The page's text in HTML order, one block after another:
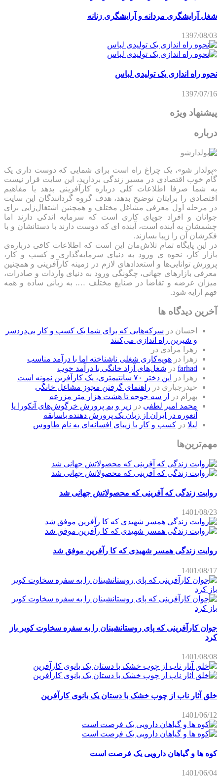
شغل آرایشگری مردانه و آرایشگری زنانه
1397/08/03
نحوه راه اندازی یک تولیدی لباس
1397/07/16
پیشنهاد ویژه
درباره
«پولدار شو»، یک چراغ راه است برای شمایی که دوست داری یک
گام خوب اقتصادی در مسیر زندگی بردارید، این سایت قرار نیست
به شما صرفا اطلاعات کلی درباره کارآفرینی بدهد یا مفاهیم
اقتصادی را برایتان توضیح بدهد، هدف گروه گردانندگان این سایت
در مرحله اول معرفی مشاغل مختلف و همچنین اشتغال‌زایی برای
جوانان و افراد جویای کاری است که سرمایه اندکی دارند اما
چشمشان به آینده است، آینده ای که دوست دارند با دستانشان و با
فکرشان آن را زیبا بسازند.
در این پایگاه تمام تلاش‌مان این است که ‌اطلاعات کافی درباره‌ی
بازار کار، نحوه ی ورود به دنیای سرمایه‌گذاری و کسب و کار،
پرورش توانایی‌ها و استعدادهای لازم در زمینه کارآفرینی و همچنین
معرفی بازارهای جهانی، چگونگی ورود به دنیای واردات و صادرات،
میزان عرضه و تقاضا در صنایع مختلف …. به زبانی ساده و همه
فهم ارایه شود.
آخرین دیدگاه ها
احسان در سرکه‌هایی که برای شما یک کسب و کار بی‌دردسر
و شیرین راه اندازی می‌کنند
زهرا مرادی در
زهرا
در هویه‌کاری شغلی ناشناخته اما با درآمد مناسب
farhad در شغل‌های آزاد خانگی با درآمد خوب
زهرا
در
این دختر ۷۰ سانتیمتری، یک کارآفرین نمونه است
حیدرجباری در راهنمای گرفتن مجوز مشاغل خانگی
بهرام در
از سه جوجه تا هشت هزار متر مزرعه
محمد امیر لطفی در زیر و بم پرورش خرگوش‌های آنکورا یا
آنغوره در ایران از زبان یک پرورش دهنده باسابقه
لیلا در کسب و کار با زیبای افسانه‌ای به نام طاووس
مهم‌ترین‌ها
روایت زندگی که آفرینی که محصولاتش جهانی شد
1401/08/23
روایت زندگی همسر شهیدی که کا رآفرین موفق شد
1401/08/17
جوان کارآفرینی که پای روستانشینان را به سفره سخاوت کویر باز
کرد
1401/08/08
خلق آثار ناب از چوب خشک با دستان یک بانوی کارآفرین
1401/06/12
کوه ها و گیاهان دارویی یک فرصت است
1401/06/04